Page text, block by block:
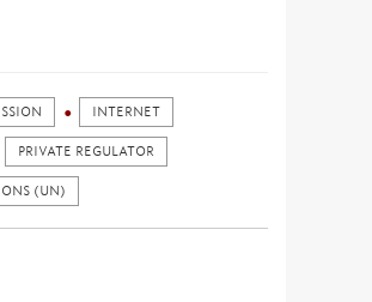
INTERNET
PRIVATE REGULATOR
(UN)